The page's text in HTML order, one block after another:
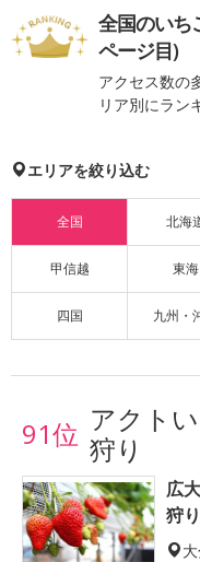
全国のいち
ページ目)
アクセス数の
リア別にラン
エリアを絞り込む
全国 北海
甲信越 東海
四国 九州・
91位 アクト
狩り
広
狩り